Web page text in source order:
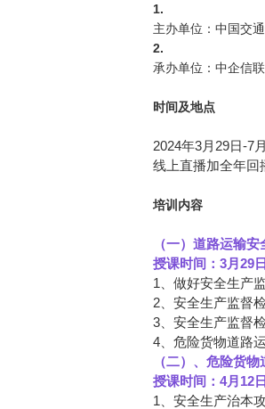
1.
主办单位：中国交
2.
承办单位：中企信
时间及地点
2024年3月29日-7
线上直播加全年回
培训内容
（一）道路运输
授课时间：3月29
1、做好安全生产
2、安全生产监督
3、安全生产监督
4、危险货物道路
（二）、危险货
授课时间：4月12
1、安全生产治本